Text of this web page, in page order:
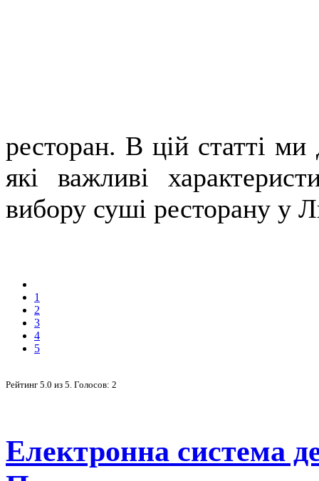
ресторан. В цій статті
які важливі
вибору суші ресторану у
1
2
3
4
5
Рейтинг 5.0 из 5 . Голосов: 2
Електронна система